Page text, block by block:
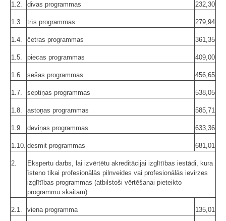
1.2. divas programmas 232,30
1.3. trīs programmas 279,94
1.4. četras programmas 361,35
1.5. piecas programmas 409,00
1.6. sešas programmas 456,65
1.7. septiņas programmas 538,05
1.8. astoņas programmas 585,71
1.9. deviņas programmas 633,36
1.10. desmit programmas 681,01
2.
Ekspertu darbs, lai izvērtētu akreditācijai izglītības iestādi, kura
īsteno tikai profesionālās pilnveides vai profesionālās ievirzes
izglītības programmas (atbilstoši vērtēšanai pieteikto
programmu skaitam)
2.1. viena programma 135,01